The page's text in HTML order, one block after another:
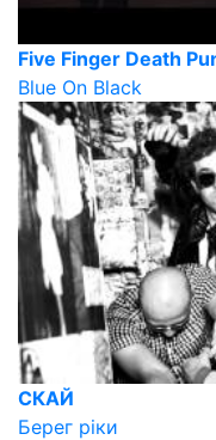
Five Finger Death
Blue On Black
СКАЙ
Берег ріки